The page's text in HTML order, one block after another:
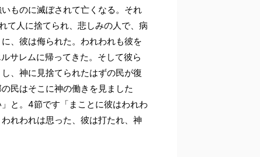
ものに滅ぼされて亡くなる。それ
て人に捨てられ、悲しみの人で、病
、彼は侮られた。われわれも彼を
サレムに帰ってきた。そして彼ら
、神に見捨てられたはずの民が復
民はそこに神の働きを見ました
と。4節です「まことに彼はわれわ
れわれは思った、彼は打たれ、神